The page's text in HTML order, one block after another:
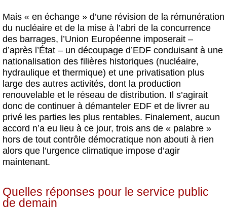
Mais « en échange » d’une révision de la rémunération
du nucléaire et de la mise à l’abri de la concurrence
des barrages, l’Union Européenne imposerait –
d’après l’État – un découpage d’EDF conduisant à une
nationalisation des filières historiques (nucléaire,
hydraulique et thermique) et une privatisation plus
large des autres activités, dont la production
renouvelable et le réseau de distribution. Il s’agirait
donc de continuer à démanteler EDF et de livrer au
privé les parties les plus rentables. Finalement, aucun
accord n’a eu lieu à ce jour, trois ans de « palabre »
hors de tout contrôle démocratique non abouti à rien
alors que l’urgence climatique impose d’agir
maintenant.
Quelles réponses pour le service public
de demain